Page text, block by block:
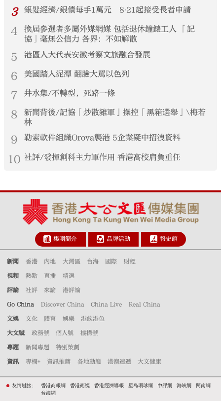
3 銀髮經濟/銀債每手1萬元 8‧21起接受長者申請
4
換屆參選者多屬外媒網媒 包括退休鐘錶工人 「記
協」毫無公信力 各界：不如解散
5 港區人大代表安徽考察文旅融合發展
6 美國踏入泥潭 翻臉大罵以色列
7 井水集/不轉型，死路一條
8
新聞背後/記協「炒散雜軍」操控「黑箱選舉」\梅若
林
9 勒索軟件組織Orova襲港 5企業疑中招洩資料
10 社評/發揮創科主力軍作用 香港高校肩負重任
集團簡介 品牌活動 報史館
新聞 香港 內地 大灣區 台海 國際 財經
視頻 熱點 直播 精選
評論 社評 來論 港評論
Go China Discover China China Live Real China
文娛 文化 體育 娛樂 港飲港色
大文號 政務號 個人號 機構號
專題 新聞專題 特別策劃
資訊 專欄+ 資訊推薦 各地動態 港澳速遞 大文健康
友情鏈接： 香港商報網 香港衛視 香港經濟導報 星島環球網 中評網 海峽網
閩南網
台海網